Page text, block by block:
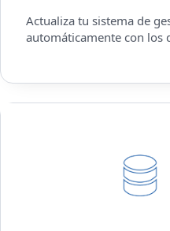
Actualiza tu sistema de
automáticamente con los